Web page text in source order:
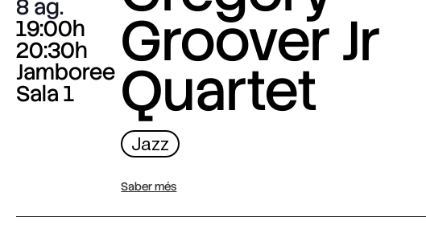
8 ag.
19:00h
20:30h
Jamboree
Sala 1
Groover Jr
Quartet
Jazz
Saber més